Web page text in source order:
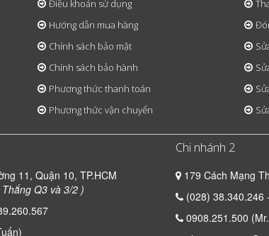
Điều khoản sử dụng
Hướng dẫn mua hàng
Chính sách bảo mật
Chính sách bảo hành
Phương thức thanh toán
Phương thức vận chuyển
11, Quận 10, TP.HCM
Q3 và 3/2 )
Chi nhánh 2
179 Cách Mạng
(028) 38.340.246
0908.251.500